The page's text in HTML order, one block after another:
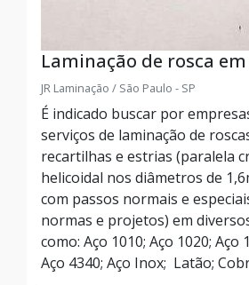
Laminação de rosca em
JR Laminação / São Paulo - SP
É indicado buscar por
serviços de laminação de
recartilhas e estrias (paralela
helicoidal nos diâmetros de
com passos normais e
normas e projetos) em
como: Aço 1010; Aço 1020; Aço
Aço 4340; Aço Inox; Latão;